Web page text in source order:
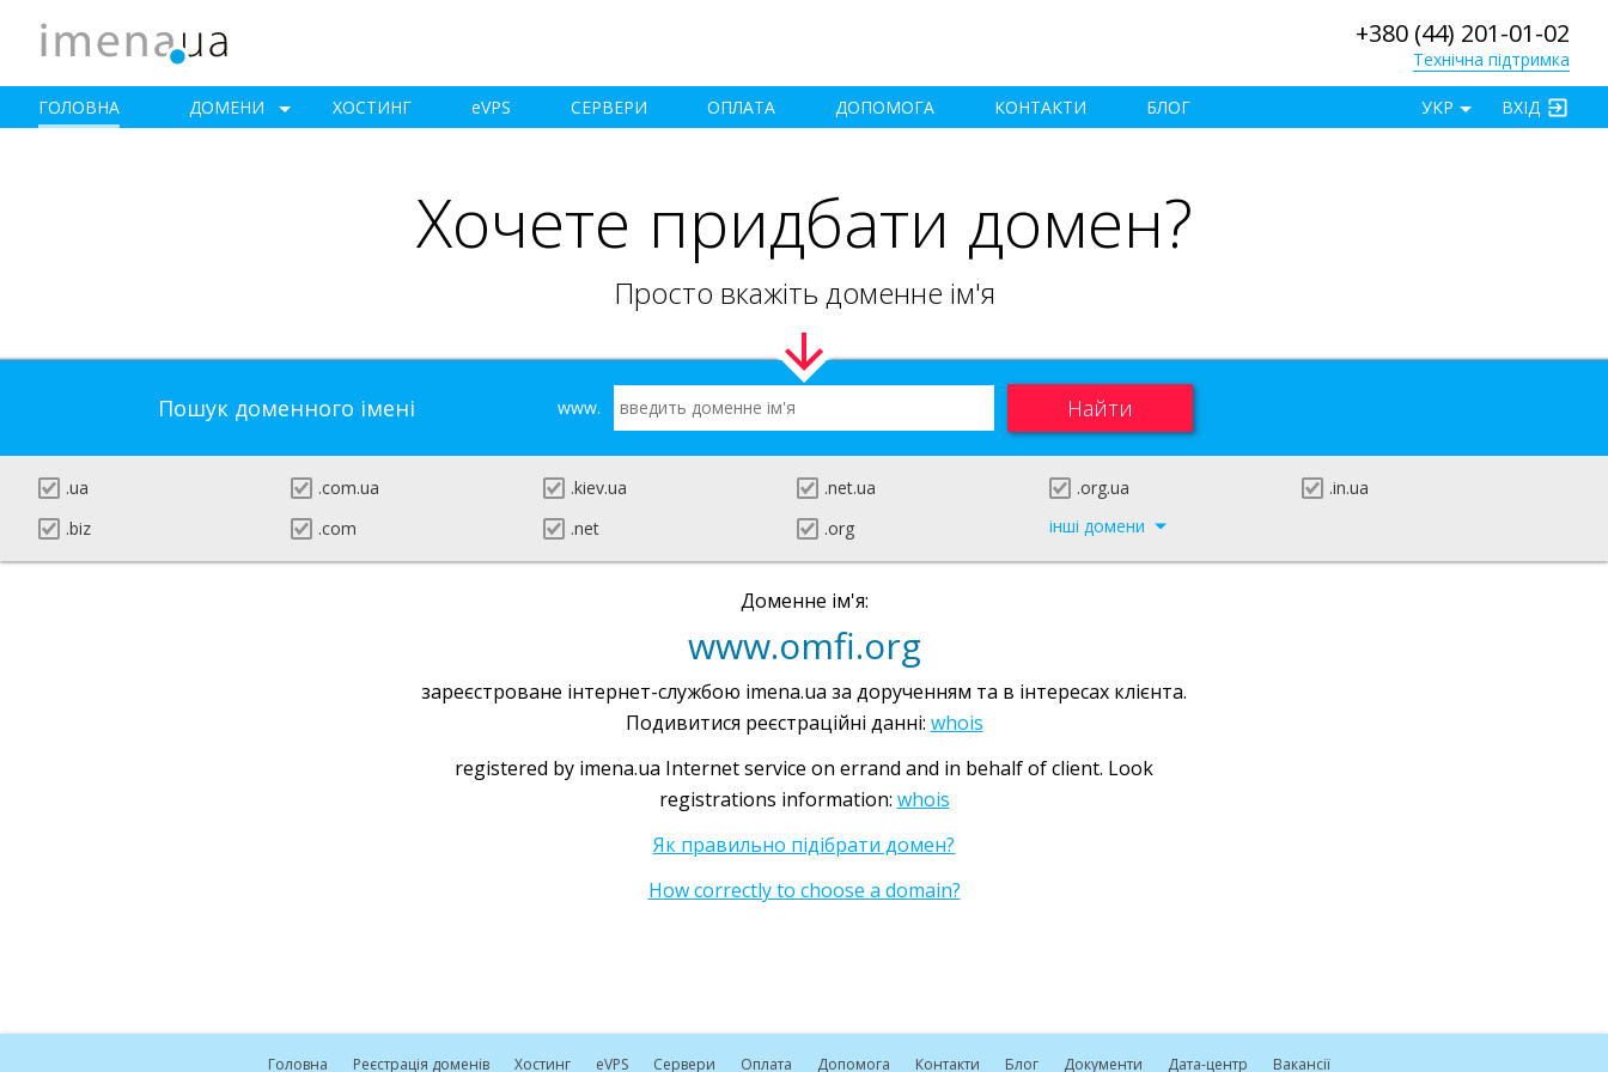
+380 (44) 201-01-02
Технічна підтримка
ГОЛОВНА ДОМЕНИ ХОСТИНГ eVPS СЕРВЕРИ ОПЛАТА ДОПОМОГА КОНТАКТИ БЛОГ ВХІД
УКР
Хочете придбати домен?
Просто вкажіть доменне ім'я
Пошук доменного імені www.
.ua .com.ua .kiev.ua .net.ua .org.ua
.in.ua
.biz
.com .net .org інші домени
Доменне ім'я:
www.omfi.org
зареєстроване інтернет-службою imena.ua за дорученням та в інтересах клієнта.
Подивитися реєстраційні данні: whois
registered by imena.ua Internet service on errand and in behalf of client. Look
registrations information: whois
Як правильно підібрати домен?
How correctly to choose a domain?
Головна Реєстрація доменів Хостинг eVPS Сервери Оплата Допомога Контакти Блог Документи Дата-центр Вакансії